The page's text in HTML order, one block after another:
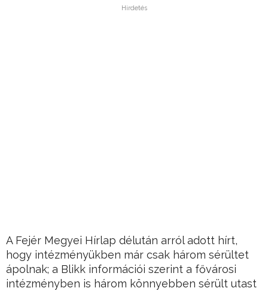
Hirdetés
A Fejér Megyei Hírlap délután arról adott hírt,
hogy intézményükben már csak három sérültet
ápolnak; a Blikk információi szerint a fővárosi
intézményben is három könnyebben sérült utast